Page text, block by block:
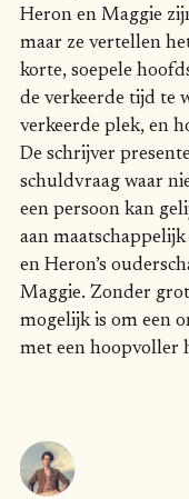
Heron en Maggie
maar ze vertellen
korte, soepele
de verkeerde tijd te
verkeerde plek, en
De schrijver
schuldvraag waar
een persoon kan
aan
en Heron’s
Maggie. Zonder
mogelijk is om een
met een hoopvoller